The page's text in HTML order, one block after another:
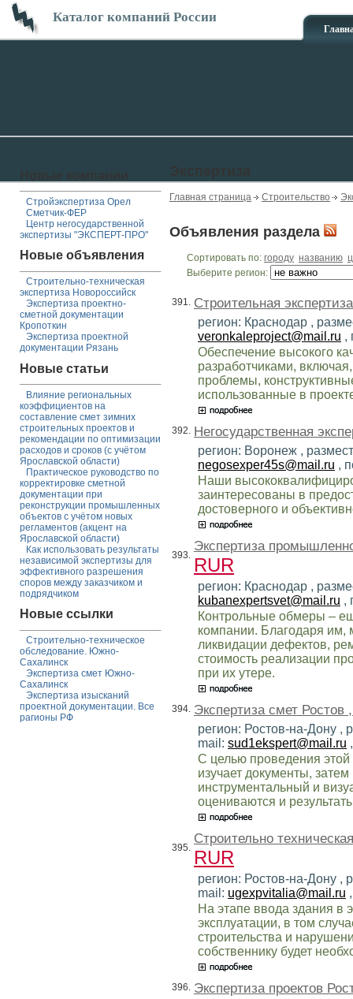
Каталог компаний России
Стройэкспертиза Орел
Сметчик-ФЕР
Центр негосударственной
экспертизы "ЭКСПЕРТ-ПРО"
Новые объявления
Строительно-техническая
экспертиза Новороссийск
Экспертиза проектно-
сметной документации
Кропоткин
Экспертиза проектной
документации Рязань
Новые статьи
Влияние региональных
коэффициентов на
составление смет зимних
строительных проектов и
рекомендации по оптимизации
расходов и сроков (с учётом
Ярославской области)
Практическое руководство по
корректировке сметной
документации при
реконструкции промышленных
объектов с учётом новых
регламентов (акцент на
Ярославской области)
Как использовать результаты
независимой экспертизы для
эффективного разрешения
споров между заказчиком и
подрядчиком
Новые ссылки
Строительно-техническое
обследование. Южно-
Сахалинск
Экспертиза смет Южно-
Сахалинск
Экспертиза изысканий
проектной документации. Все
рагионы РФ
Главная страница Строительство
Объявления раздела
Сортировать по: городу названию
Выберите регион:
391. Строительная
регион: Краснодар ,
veronkaleproject@mail.ru ,
Обеспечение высокого
разработчиками,
проблемы,
использованные в
392. Негосударственная
регион: Воронеж ,
negosexper45s@mail.ru ,
Наши
заинтересованы в
достоверного и
393.
Экспертиза
RUR
регион: Краснодар ,
kubanexpertsvet@mail.ru ,
Контрольные обмеры –
компании. Благодаря им,
ликвидации дефектов,
стоимость реализации
при их утере.
394. Экспертиза смет Ростов
регион: Ростов-на-Дону ,
mail: sud1ekspert@mail.ru
С целью проведения этой
изучает документы,
инструментальный и
оцениваются и
395.
Строительно
RUR
регион: Ростов-на-Дону ,
mail: ugexpvitalia@mail.ru
На этапе ввода здания в
эксплуатации, в том
строительства и
собственнику будет
396. Экспертиза проектов